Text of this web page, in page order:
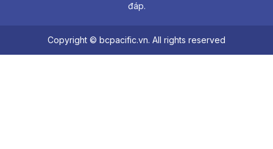
đáp.
Copyright © bcpacific.vn. All rights reserved